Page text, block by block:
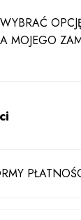
MOJEGO